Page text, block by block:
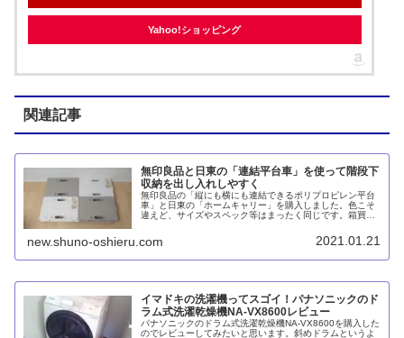
Yahoo!ショッピング
関連記事
無印良品と日東の「連結平台車」を使って階段下
収納を出し入れしやすく
無印良品の「縦にも横にも連結できるポリプロピレン平台
車」と日東の「ホームキャリー」を購入しました。色こそ
違えど、サイズやスペック等はまったく同じです。箱買い
モノの出し入れが楽になりました。掃除の際の移動も簡単
でストレスがひとつ解消されました。
new.shuno-oshieru.com 2021.01.21
イマドキの洗濯機ってスゴイ！パナソニックのド
ラム式洗濯乾燥機NA-VX8600レビュー
パナソニックのドラム式洗濯乾燥機NA-VX8600を購入した
のでレビューしてみたいと思います。斜めドラムというよ